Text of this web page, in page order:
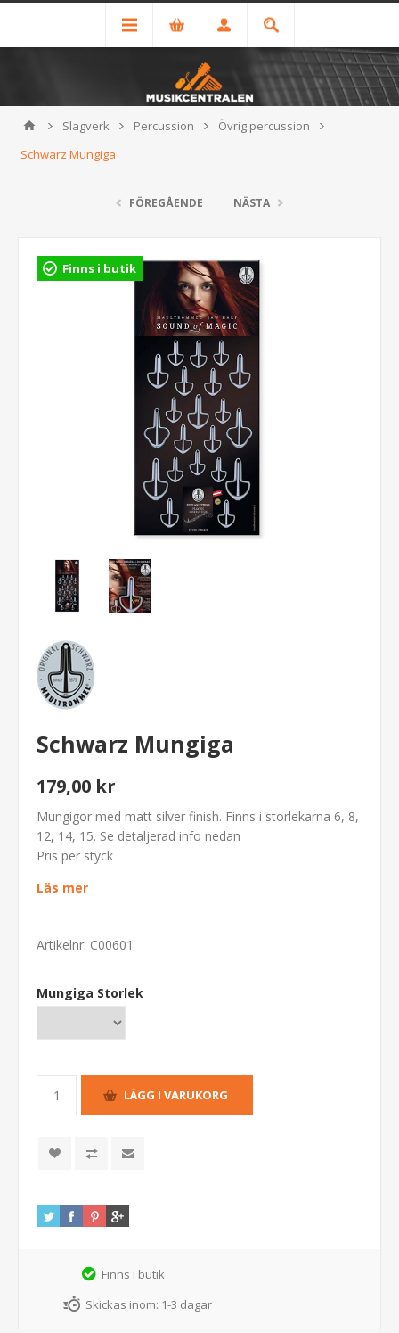
Slagverk Percussion
Övrig percussion
Schwarz Mungiga
FÖREGÅENDE NÄSTA
Finns i butik
Schwarz Mungiga
179,00 kr
Mungigor med matt silver finish. Finns i storlekarna 6, 8,
12, 14, 15. Se detaljerad info nedan
Pris per styck
Läs mer
Artikelnr: C00601
Mungiga Storlek
Finns i butik
Skickas inom: 1-3 dagar